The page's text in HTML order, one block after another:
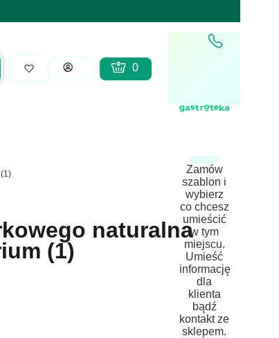
Zaloguj się
Produkty w koszyku: 0. Zobacz
Koszyk
Zamów
szablon i
wybierz
co chcesz
umieścić
w tym
miejscu.
Umieść
informację
dla
klienta
bądź
kontakt ze
sklepem.
naturalna
(1)